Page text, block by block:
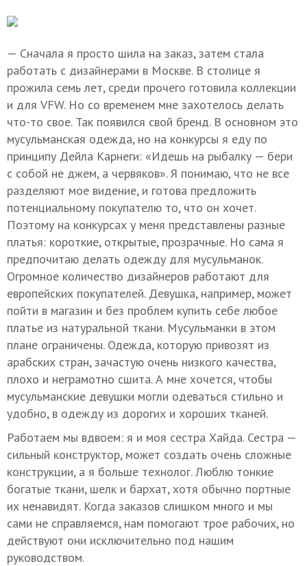
— Сначала я просто шила на заказ, затем стала
работать с дизайнерами в Москве. В столице я
прожила семь лет, среди прочего готовила коллекции
и для VFW. Но со временем мне захотелось делать
что-то свое. Так появился свой бренд. В основном это
мусульманская одежда, но на конкурсы я еду по
принципу Дейла Карнеги: «Идешь на рыбалку — бери
с собой не джем, а червяков». Я понимаю, что не все
разделяют мое видение, и готова предложить
потенциальному покупателю то, что он хочет.
Поэтому на конкурсах у меня представлены разные
платья: короткие, открытые, прозрачные. Но сама я
предпочитаю делать одежду для мусульманок.
Огромное количество дизайнеров работают для
европейских покупателей. Девушка, например, может
пойти в магазин и без проблем купить себе любое
платье из натуральной ткани. Мусульманки в этом
плане ограничены. Одежда, которую привозят из
арабских стран, зачастую очень низкого качества,
плохо и неграмотно сшита. А мне хочется, чтобы
мусульманские девушки могли одеваться стильно и
удобно, в одежду из дорогих и хороших тканей.
Работаем мы вдвоем: я и моя сестра Хайда. Сестра —
сильный конструктор, может создать очень сложные
конструкции, а я больше технолог. Люблю тонкие
богатые ткани, шелк и бархат, хотя обычно портные
их ненавидят. Когда заказов слишком много и мы
сами не справляемся, нам помогают трое рабочих, но
действуют они исключительно под нашим
руководством.